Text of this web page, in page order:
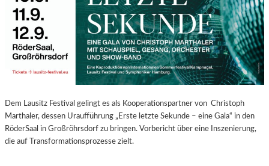
Dem Lausitz Festival gelingt es als Kooperationspartner von Christoph
Marthaler, dessen Uraufführung „Erste letzte Sekunde – eine Gala“ in den
RöderSaal in Großröhrsdorf zu bringen. Vorbericht über eine Inszenierung,
die auf Transformationsprozesse zielt.